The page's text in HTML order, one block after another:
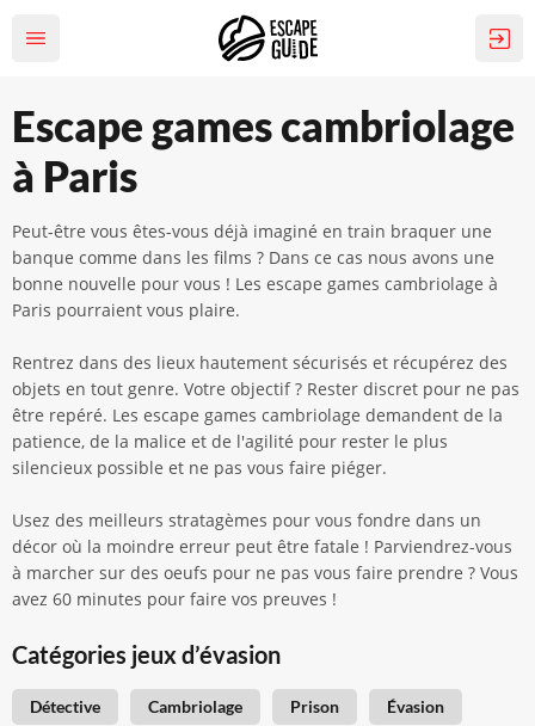
Escape games cambriolage
à Paris
Peut-être vous êtes-vous déjà imaginé en train braquer une
banque comme dans les films ? Dans ce cas nous avons une
bonne nouvelle pour vous ! Les escape games cambriolage à
Paris pourraient vous plaire.
Rentrez dans des lieux hautement sécurisés et récupérez des
objets en tout genre. Votre objectif ? Rester discret pour ne pas
être repéré. Les escape games cambriolage demandent de la
patience, de la malice et de l'agilité pour rester le plus
silencieux possible et ne pas vous faire piéger.
Usez des meilleurs stratagèmes pour vous fondre dans un
décor où la moindre erreur peut être fatale ! Parviendrez-vous
à marcher sur des oeufs pour ne pas vous faire prendre ? Vous
avez 60 minutes pour faire vos preuves !
Catégories jeux d’évasion
Détective Cambriolage Prison Évasion